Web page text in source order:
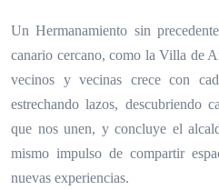
Un Hermanamiento sin
canario cercano, como la Villa de
vecinos y vecinas crece con
estrechando lazos, descubriendo
que nos unen, y concluye el
mismo impulso de compartir
nuevas experiencias.